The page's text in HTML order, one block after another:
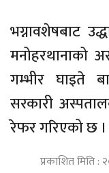
भग्नावशेषबाट
मनोहरथानाको
गम्भीर घाइते
सरकारी
रेफर गरिएको छ ।
प्रकाशित मिति